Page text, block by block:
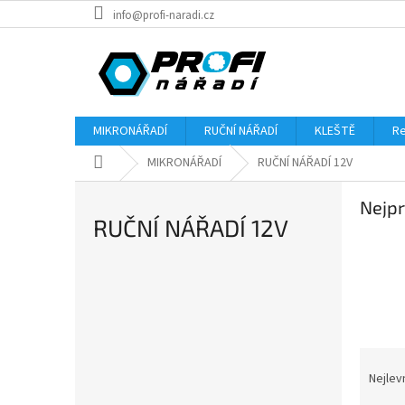
na
info@profi-naradi.cz
MIKRONÁŘADÍ RUČNÍ NÁŘADÍ KLEŠTĚ
Domů MIKRONÁŘADÍ RUČNÍ NÁŘADÍ 12V
RUČNÍ NÁŘADÍ 12V